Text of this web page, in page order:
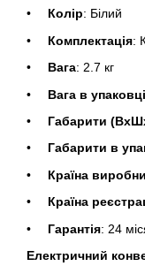
Колір: Білий
Комплектація:
Вага: 2.7 кг
Вага в упаковці
Габарити
Габарити в
Країна
Країна
Гарантія: 24
Електричний